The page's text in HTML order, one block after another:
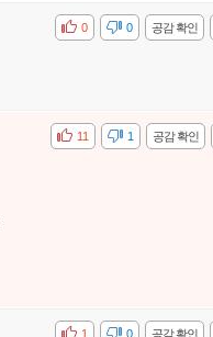
공감 확인
비공감 0
0
공감 확인
비공감 1
11
공감 확인
비공감 0
1